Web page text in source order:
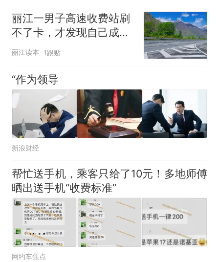
丽江一男子高速收费站刷
不了卡，才发现自己成了
被执行人！
丽江读本 1跟贴
“作为领导
新浪财经
帮忙送手机，乘客只给了10元！多地师傅
晒出送手机“收费标准”
网约车焦点